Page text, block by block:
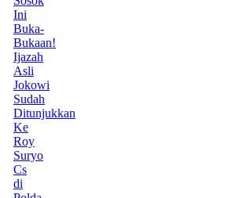
Ini
Buka-
Bukaan!
Ijazah
Asli
Jokowi
Sudah
Ditunjukkan
Ke
Roy
Suryo
Cs
di